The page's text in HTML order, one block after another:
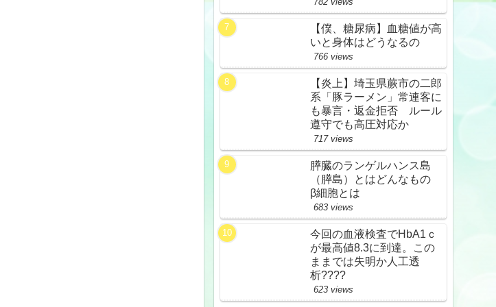
【僕、糖尿病】血糖値が高
いと身体はどうなるの
766 views
【炎上】埼玉県蕨市の二郎
系「豚ラーメン」常連客に
も暴言・返金拒否 ルール
遵守でも高圧対応か
717 views
膵臓のランゲルハンス島
（膵島）とはどんなもの
β細胞とは
683 views
今回の血液検査でHbA1ｃ
が最高値8.3に到達。この
ままでは失明か人工透
析????
623 views